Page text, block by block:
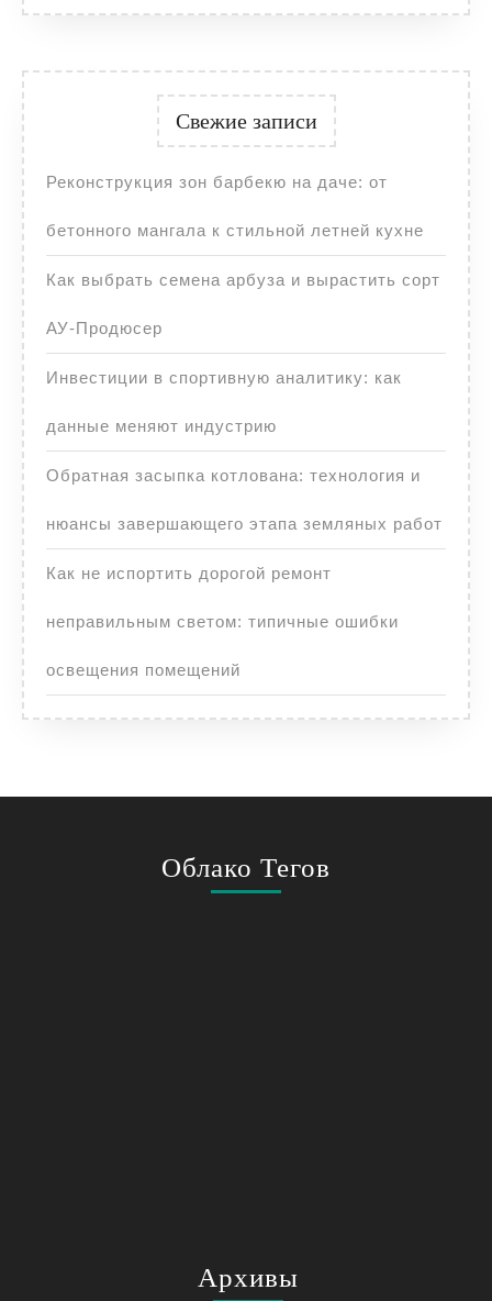
Свежие записи
Реконструкция зон барбекю на даче: от
бетонного мангала к стильной летней кухне
Как выбрать семена арбуза и вырастить сорт
АУ-Продюсер
Инвестиции в спортивную аналитику: как
данные меняют индустрию
Обратная засыпка котлована: технология и
нюансы завершающего этапа земляных работ
Как не испортить дорогой ремонт
неправильным светом: типичные ошибки
освещения помещений
Облако Тегов
Архивы